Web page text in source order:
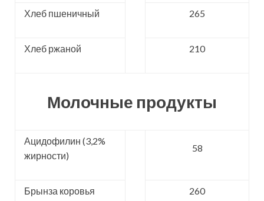
Хлеб пшеничный 265
Хлеб ржаной 210
Молочные продукты
Ацидофилин (3,2%
жирности)
58
Брынза коровья 260